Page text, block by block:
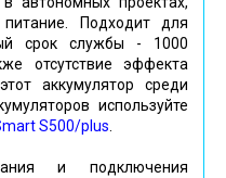
Подходит для
срок службы - 1000
отсутствие эффекта
аккумулятор среди
используйте
S500/plus.
и подключения